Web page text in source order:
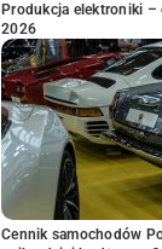
Produkcja elektroniki –
2026
Cennik samochodów